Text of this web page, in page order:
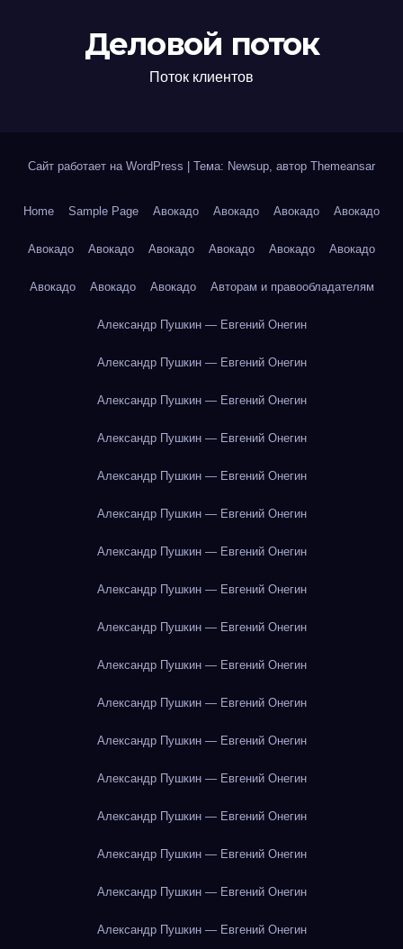
Деловой поток
Поток клиентов
Сайт работает на WordPress Тема: Newsup, автор Themeansar
Home Sample Page Авокадо Авокадо Авокадо Авокадо
Авокадо Авокадо Авокадо Авокадо Авокадо Авокадо
Авокадо Авокадо Авокадо Авторам и правообладателям
Александр Пушкин — Евгений Онегин
Александр Пушкин — Евгений Онегин
Александр Пушкин — Евгений Онегин
Александр Пушкин — Евгений Онегин
Александр Пушкин — Евгений Онегин
Александр Пушкин — Евгений Онегин
Александр Пушкин — Евгений Онегин
Александр Пушкин — Евгений Онегин
Александр Пушкин — Евгений Онегин
Александр Пушкин — Евгений Онегин
Александр Пушкин — Евгений Онегин
Александр Пушкин — Евгений Онегин
Александр Пушкин — Евгений Онегин
Александр Пушкин — Евгений Онегин
Александр Пушкин — Евгений Онегин
Александр Пушкин — Евгений Онегин
Александр Пушкин — Евгений Онегин